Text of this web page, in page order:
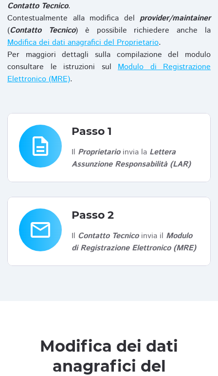
Contatto Tecnico.
Contestualmente alla modifica del provider/maintainer
(Contatto Tecnico) è possibile richiedere anche la
Modifica dei dati anagrafici del Proprietario.
Per maggiori dettagli sulla compilazione del modulo
consultare le istruzioni sul Modulo di Registrazione
Elettronico (MRE).
description
Passo 1
Il Proprietarioinvia la Lettera
Assunzione Responsabilità (LAR)
email
Passo 2
Il Contatto Tecnicoinvia il Modulo
di Registrazione Elettronico (MRE)
Modifica dei dati
anagrafici del